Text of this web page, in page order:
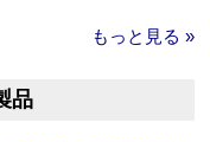
もっと見る »
品